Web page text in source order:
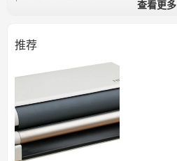
查看更多
推荐